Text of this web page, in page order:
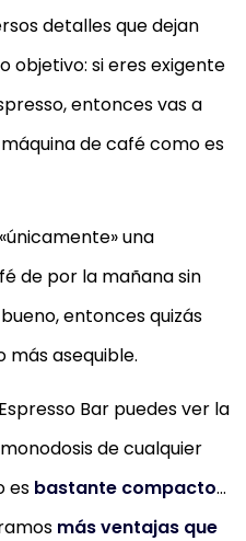
detalles que dejan
objetivo: si eres exigente
entonces vas a
de café como es
una
de por la mañana sin
entonces quizás
asequible.
Bar puedes ver la
de cualquier
es bastante compacto…
más ventajas que